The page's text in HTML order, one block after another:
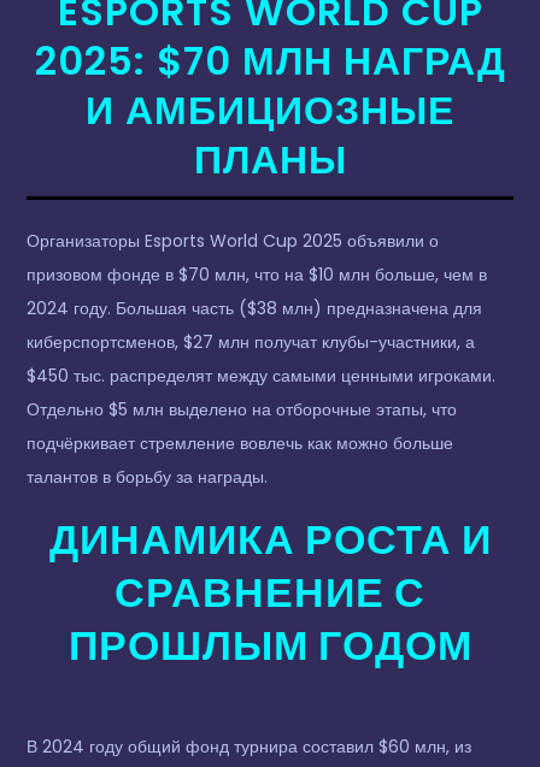
ESPORTS WORLD CUP
2025: $70 МЛН НАГРАД
И АМБИЦИОЗНЫЕ
ПЛАНЫ
Организаторы Esports World Cup 2025 объявили о
призовом фонде в $70 млн, что на $10 млн больше, чем в
2024 году. Большая часть ($38 млн) предназначена для
киберспортсменов, $27 млн получат клубы-участники, а
$450 тыс. распределят между самыми ценными игроками.
Отдельно $5 млн выделено на отборочные этапы, что
подчёркивает стремление вовлечь как можно больше
талантов в борьбу за награды.
ДИНАМИКА РОСТА И
СРАВНЕНИЕ С
ПРОШЛЫМ ГОДОМ
В 2024 году общий фонд турнира составил $60 млн, из